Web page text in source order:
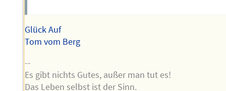
Glück Auf
Tom vom Berg
--
Es gibt nichts Gutes, außer man tut es!
Das Leben selbst ist der Sinn.